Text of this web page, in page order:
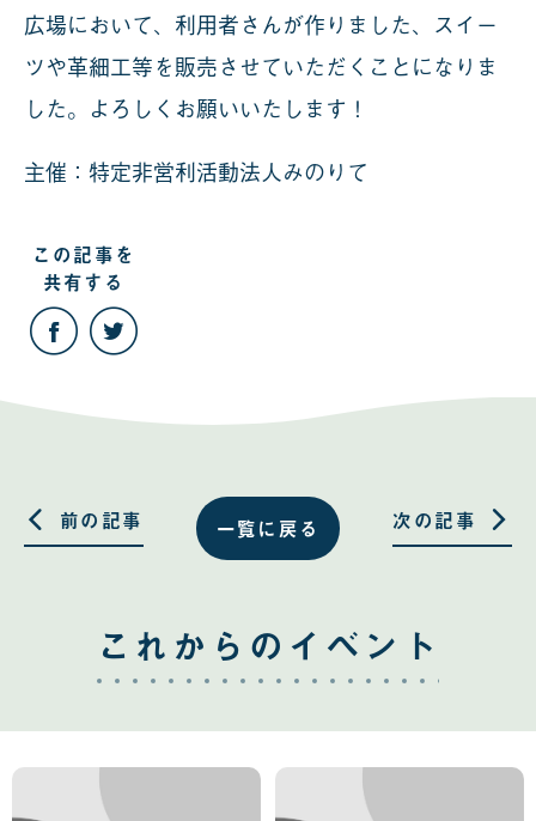
広場において、利用者さんが作りました、スイー
ツや革細工等を販売させていただくことになりま
した。よろしくお願いいたします！
主催：特定非営利活動法人みのりて
この記事を
共有する
こ
の
記
Facebook
る
Twitter
る 一覧に戻る
前の記事 次の記事
これからのイベント